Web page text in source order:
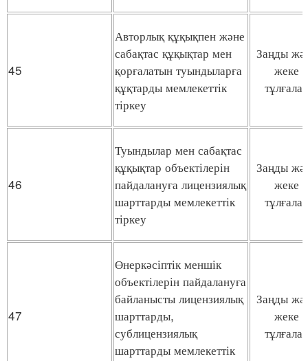
45
Авторлық құқықпен және
сабақтас құқықтар мен
қорғалатын туындыларға
құқтарды мемлекеттік
тіркеу
Заңды
жеке
тұлғалар
46
Туындылар мен сабақтас
құқықтар объектілерін
пайдалануға лицензиялық
шарттарды мемлекеттік
тіркеу
Заңды
жеке
тұлғалар
47
Өнеркәсіптік меншік
объектілерін пайдалануға
байланысты лицензиялық
шарттарды,
сублицензиялық
шарттарды мемлекеттік
Заңды
жеке
тұлғалар